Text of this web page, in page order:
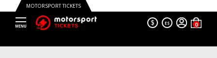
MOTORSPORT TICKETS
$ ES